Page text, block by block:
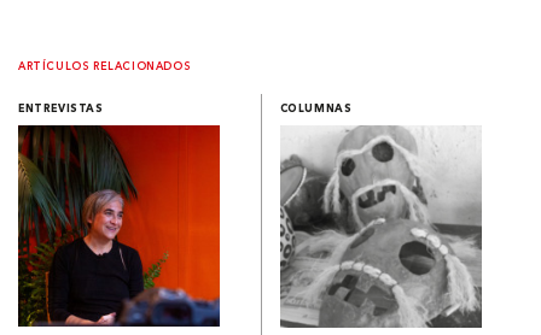
ARTÍCULOS RELACIONADOS
ENTREVISTAS COLUMNAS